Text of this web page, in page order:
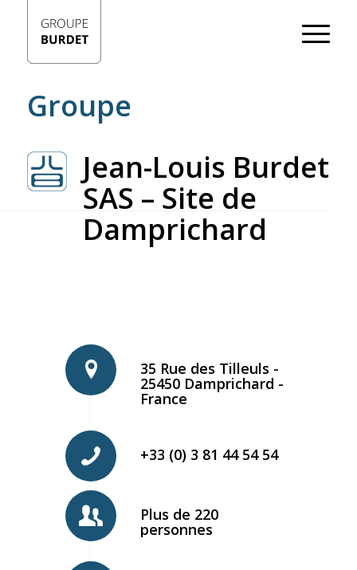
Groupe
Jean-Louis Burdet
SAS – Site de
Damprichard
35 Rue des Tilleuls -
25450 Damprichard -
France
+33 (0) 3 81 44 54 54
Plus de 220
personnes